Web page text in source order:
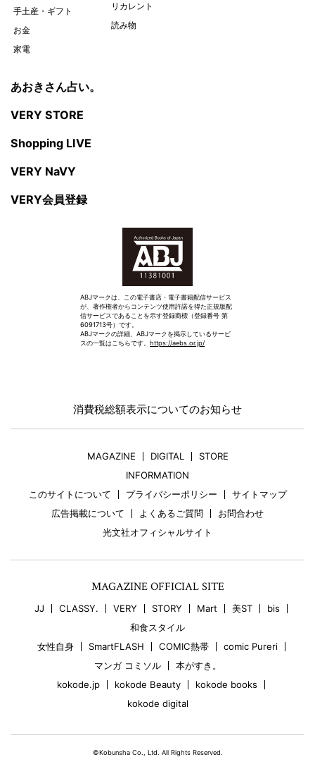
手土産・ギフト
お金
家電
リカレント
読み物
あおきさん占い。
VERY STORE
Shopping LIVE
VERY NaVY
VERY会員登録
ABJマークは、この電子書店・電子書籍配信サービス
が、著作権者からコンテンツ使用許諾を得た正規版配
信サービスであることを示す登録商標（登録番号 第
6091713号）です。
ABJマークの詳細、ABJマークを掲示しているサービ
スの一覧はこちらです。 https://aebs.or.jp/
消費税総額表示についてのお知らせ
MAGAZINE DIGITAL
STORE
INFORMATION
このサイトについて
プライバシーポリシー
サイトマップ
広告掲載について
よくあるご質問
お問合わせ
光文社オフィシャルサイト
MAGAZINE OFFICIAL SITE
JJ CLASSY. VERY STORY Mart 美ST
bis
和食スタイル
女性自身
SmartFLASH COMIC熱帯
comic Pureri
マンガ コミソル
本がすき。
kokode.jp
kokode Beauty
kokode books
kokode digital
©Kobunsha Co., Ltd. All Rights Reserved.